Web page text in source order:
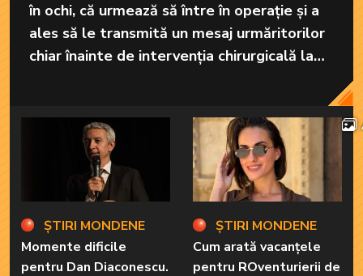
în ochi, că urmează să între în operație și a
ales să le transmită un mesaj urmăritorilor
chiar înainte de intervenția chirurgicală la
ȘTIRI MONDENE
Momente dificile
pentru Dan Diaconescu.
ȘTIRI MONDENE
Cum arată vacanțele
pentru ROventurierii de